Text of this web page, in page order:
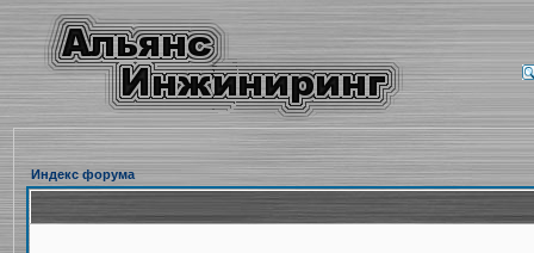
Индекс форума